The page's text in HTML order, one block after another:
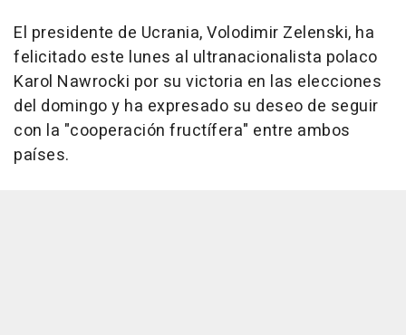
El presidente de Ucrania, Volodimir Zelenski, ha
felicitado este lunes al ultranacionalista polaco
Karol Nawrocki por su victoria en las elecciones
del domingo y ha expresado su deseo de seguir
con la "cooperación fructífera" entre ambos
países.